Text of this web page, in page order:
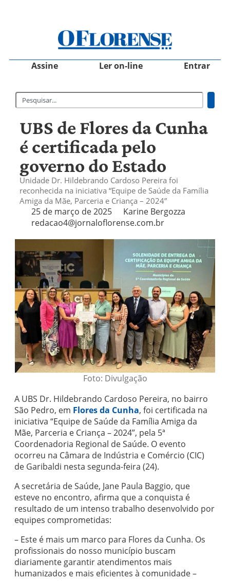
Assine Ler on-line Entrar
UBS de Flores da Cunha
é certificada pelo
governo do Estado
Unidade Dr. Hildebrando Cardoso Pereira foi
reconhecida na iniciativa “Equipe de Saúde da Família
Amiga da Mãe, Parceria e Criança – 2024”
25 de março de 2025
Karine Bergozza
redacao4@jornaloflorense.com.br
Foto: Divulgação
A UBS Dr. Hildebrando Cardoso Pereira, no bairro
São Pedro, em Flores da Cunha, foi certificada na
iniciativa “Equipe de Saúde da Família Amiga da
Mãe, Parceria e Criança – 2024”, pela 5ª
Coordenadoria Regional de Saúde. O evento
ocorreu na Câmara de Indústria e Comércio (CIC)
de Garibaldi nesta segunda-feira (24).
A secretária de Saúde, Jane Paula Baggio, que
esteve no encontro, afirma que a conquista é
resultado de um intenso trabalho desenvolvido por
equipes comprometidas:
– Este é mais um marco para Flores da Cunha. Os
profissionais do nosso município buscam
diariamente garantir atendimentos mais
humanizados e mais eficientes à comunidade –